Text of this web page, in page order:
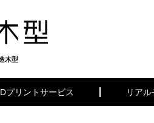
木型
プリントサービス リア